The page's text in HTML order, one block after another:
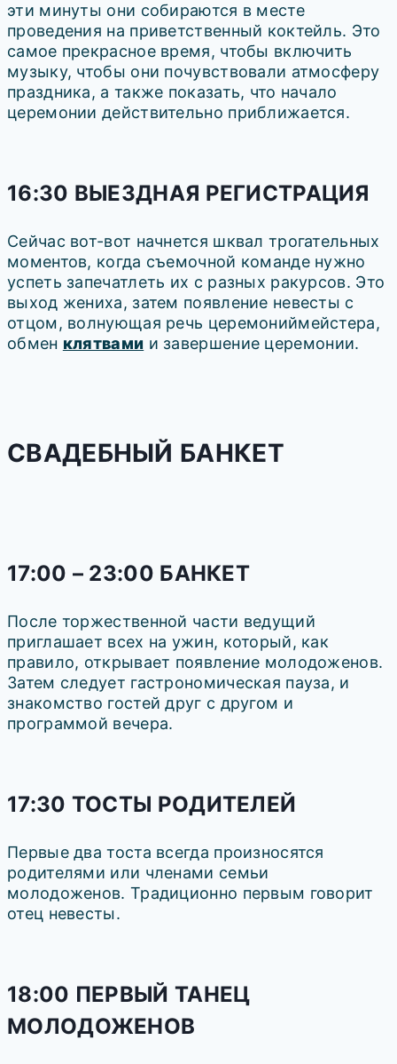
эти минуты они собираются в месте
проведения на приветственный коктейль. Это
самое прекрасное время, чтобы включить
музыку, чтобы они почувствовали атмосферу
праздника, а также показать, что начало
церемонии действительно приближается.
16:30 ВЫЕЗДНАЯ РЕГИСТРАЦИЯ
Сейчас вот-вот начнется шквал трогательных
моментов, когда съемочной команде нужно
успеть запечатлеть их с разных ракурсов. Это
выход жениха, затем появление невесты с
отцом, волнующая речь церемониймейстера,
обмен клятвами и завершение церемонии.
СВАДЕБНЫЙ БАНКЕТ
17:00 – 23:00 БАНКЕТ
После торжественной части ведущий
приглашает всех на ужин, который, как
правило, открывает появление молодоженов.
Затем следует гастрономическая пауза, и
знакомство гостей друг с другом и
программой вечера.
17:30 ТОСТЫ РОДИТЕЛЕЙ
Первые два тоста всегда произносятся
родителями или членами семьи
молодоженов. Традиционно первым говорит
отец невесты.
18:00 ПЕРВЫЙ ТАНЕЦ
МОЛОДОЖЕНОВ